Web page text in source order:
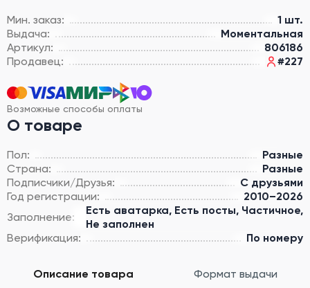
Мин. заказ:
1 шт.
Выдача:
Моментальная
Артикул:
806186
Продавец:
#227
Возможные способы оплаты
О товаре
Пол:
Разные
Страна:
Разные
Подписчики/Друзья:
С друзьями
Год регистрации:
2010–2026
Заполнение:
Есть аватарка, Есть посты, Частичное,
Не заполнен
Верификация:
По номеру
Описание товара Формат выдачи